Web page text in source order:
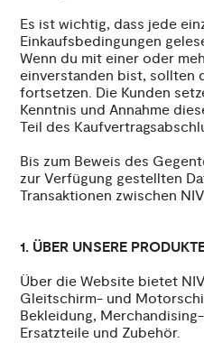
Es ist wichtig, dass jede
Einkaufsbedingungen
Wenn du mit einer oder
einverstanden bist, sollten
fortsetzen. Die Kunden
Kenntnis und Annahme
Teil des
Bis zum Beweis des
zur Verfügung gestellten
Transaktionen zwischen
1. ÜBER UNSERE
Über die Website bietet
Gleitschirm- und
Bekleidung,
Ersatzteile und Zubehör.